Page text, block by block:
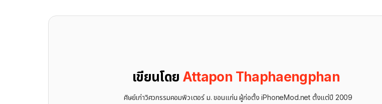
เขียนโดย Attapon Thaphaengphan
ศิษย์เก่าวิศวกรรมคอมพิวเตอร์ ม. ขอนแก่น ผู้ก่อตั้ง iPhoneMod.net ตั้งแต่ปี 2009